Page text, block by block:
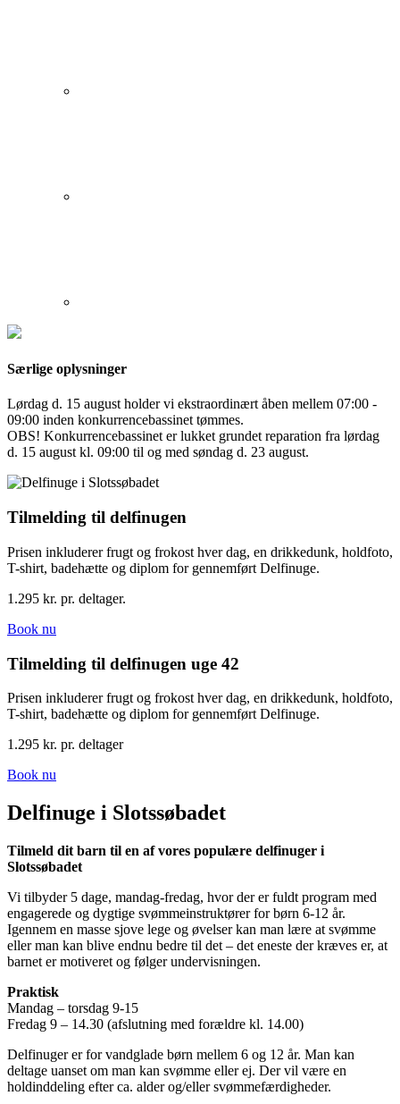
Særlige oplysninger
Lørdag d. 15 august holder vi ekstraordinært åben mellem 07:00 -
09:00 inden konkurrencebassinet tømmes.
OBS! Konkurrencebassinet er lukket grundet reparation fra lørdag
d. 15 august kl. 09:00 til og med søndag d. 23 august.
Tilmelding til delfinugen
Prisen inkluderer frugt og frokost hver dag, en drikkedunk, holdfoto,
T-shirt, badehætte og diplom for gennemført Delfinuge.
1.295 kr. pr. deltager.
Book nu
Tilmelding til delfinugen uge 42
Prisen inkluderer frugt og frokost hver dag, en drikkedunk, holdfoto,
T-shirt, badehætte og diplom for gennemført Delfinuge.
1.295 kr. pr. deltager
Book nu
Delfinuge i Slotssøbadet
Tilmeld dit barn til en af vores populære delfinuger i
Slotssøbadet
Vi tilbyder 5 dage, mandag-fredag, hvor der er fuldt program med
engagerede og dygtige svømmeinstruktører for børn 6-12 år.
Igennem en masse sjove lege og øvelser kan man lære at svømme
eller man kan blive endnu bedre til det – det eneste der kræves er, at
barnet er motiveret og følger undervisningen.
Praktisk
Mandag – torsdag 9-15
Fredag 9 – 14.30 (afslutning med forældre kl. 14.00)
Delfinuger er for vandglade børn mellem 6 og 12 år. Man kan
deltage uanset om man kan svømme eller ej. Der vil være en
holdinddeling efter ca. alder og/eller svømmefærdigheder.